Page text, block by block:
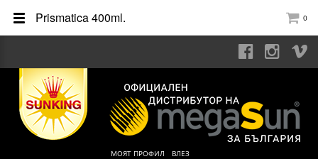
0
МОЯТ ПРОФИЛ ВЛЕЗ
Prismatica 400ml.